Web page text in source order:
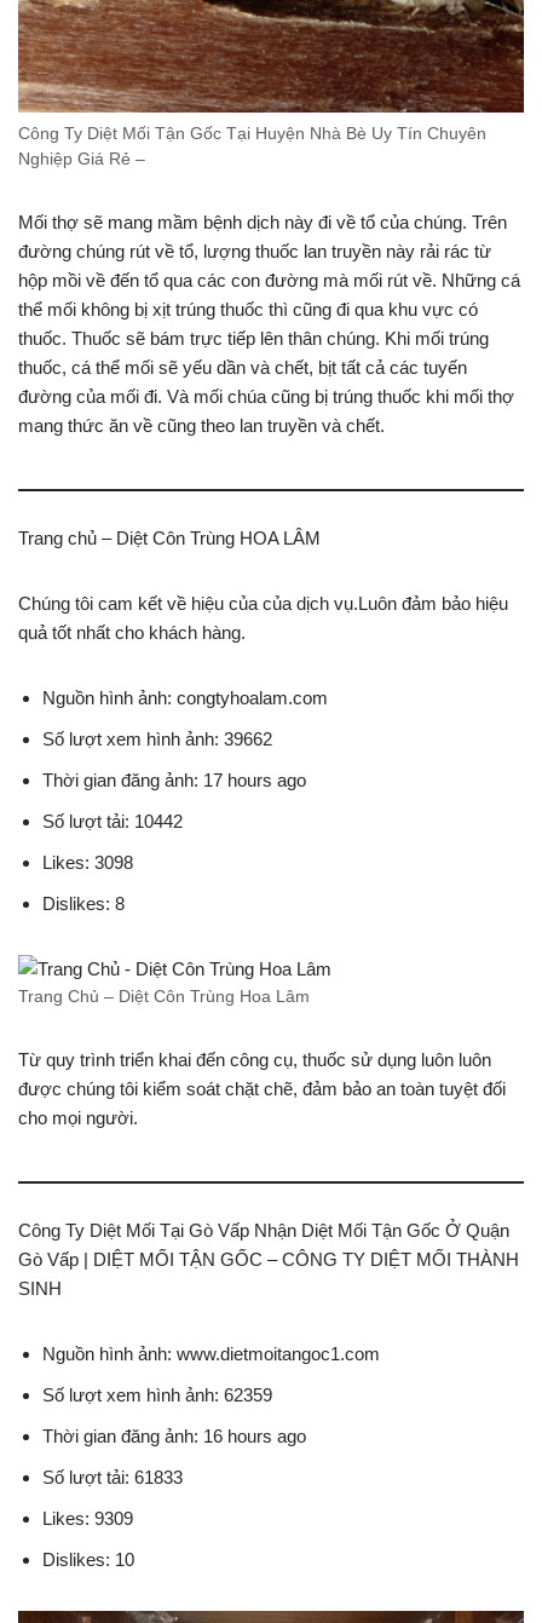
Công Ty Diệt Mối Tận Gốc Tại Huyện Nhà Bè Uy Tín Chuyên
Nghiệp Giá Rẻ –
Mối thợ sẽ mang mầm bệnh dịch này đi về tổ của chúng. Trên
đường chúng rút về tổ, lượng thuốc lan truyền này rải rác từ
hộp mồi về đến tổ qua các con đường mà mối rút về. Những cá
thể mối không bị xịt trúng thuốc thì cũng đi qua khu vực có
thuốc. Thuốc sẽ bám trực tiếp lên thân chúng. Khi mối trúng
thuốc, cá thể mối sẽ yếu dần và chết, bịt tất cả các tuyến
đường của mối đi. Và mối chúa cũng bị trúng thuốc khi mối thợ
mang thức ăn về cũng theo lan truyền và chết.
Trang chủ – Diệt Côn Trùng HOA LÂM
Chúng tôi cam kết về hiệu của của dịch vụ.Luôn đảm bảo hiệu
quả tốt nhất cho khách hàng.
Nguồn hình ảnh: congtyhoalam.com
Số lượt xem hình ảnh: 39662
Thời gian đăng ảnh: 17 hours ago
Số lượt tải: 10442
Likes: 3098
Dislikes: 8
Trang Chủ – Diệt Côn Trùng Hoa Lâm
Từ quy trình triển khai đến công cụ, thuốc sử dụng luôn luôn
được chúng tôi kiểm soát chặt chẽ, đảm bảo an toàn tuyệt đối
cho mọi người.
Công Ty Diệt Mối Tại Gò Vấp Nhận Diệt Mối Tận Gốc Ở Quận
Gò Vấp | DIỆT MỐI TẬN GỐC – CÔNG TY DIỆT MỐI THÀNH
SINH
Nguồn hình ảnh: www.dietmoitangoc1.com
Số lượt xem hình ảnh: 62359
Thời gian đăng ảnh: 16 hours ago
Số lượt tải: 61833
Likes: 9309
Dislikes: 10